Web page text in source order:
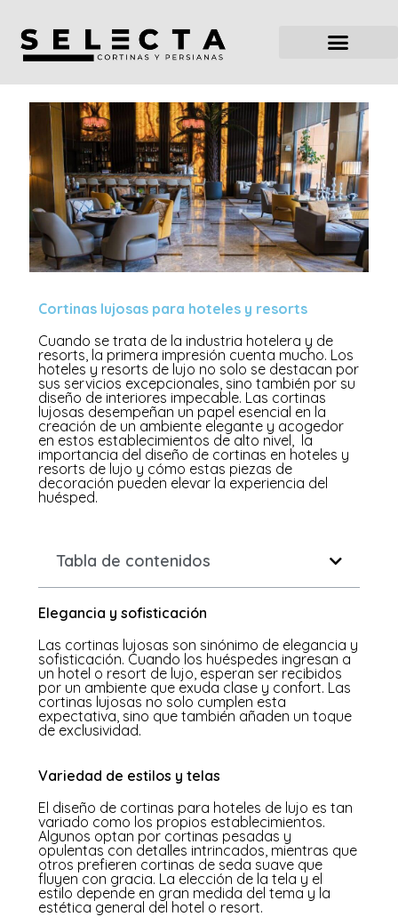
Cortinas lujosas para hoteles y resorts
Cuando se trata de la industria hotelera y de
resorts, la primera impresión cuenta mucho. Los
hoteles y resorts de lujo no solo se destacan por
sus servicios excepcionales, sino también por su
diseño de interiores impecable. Las cortinas
lujosas desempeñan un papel esencial en la
creación de un ambiente elegante y acogedor
en estos establecimientos de alto nivel, la
importancia del diseño de cortinas en hoteles y
resorts de lujo y cómo estas piezas de
decoración pueden elevar la experiencia del
huésped.
Tabla de contenidos
Elegancia y sofisticación
Las cortinas lujosas son sinónimo de elegancia y
sofisticación. Cuando los huéspedes ingresan a
un hotel o resort de lujo, esperan ser recibidos
por un ambiente que exuda clase y confort. Las
cortinas lujosas no solo cumplen esta
expectativa, sino que también añaden un toque
de exclusividad.
Variedad de estilos y telas
El diseño de cortinas para hoteles de lujo es tan
variado como los propios establecimientos.
Algunos optan por cortinas pesadas y
opulentas con detalles intrincados, mientras que
otros prefieren cortinas de seda suave que
fluyen con gracia. La elección de la tela y el
estilo depende en gran medida del tema y la
estética general del hotel o resort.